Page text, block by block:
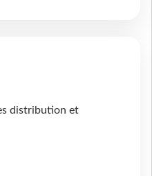
distribution et